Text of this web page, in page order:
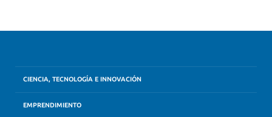
CIENCIA, TECNOLOGÍA E INNOVACIÓN
EMPRENDIMIENTO